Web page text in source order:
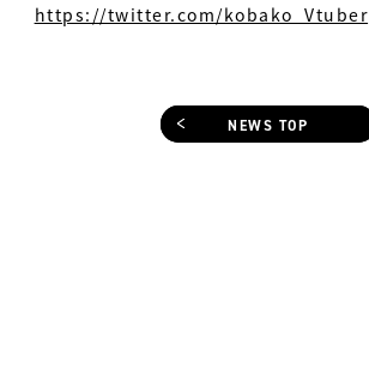
https://twitter.com/kobako_Vtuber
NEWS TOP